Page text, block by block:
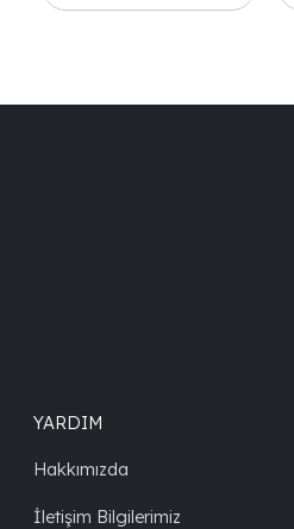
YARDIM
Hakkımızda
İletişim Bilgilerimiz